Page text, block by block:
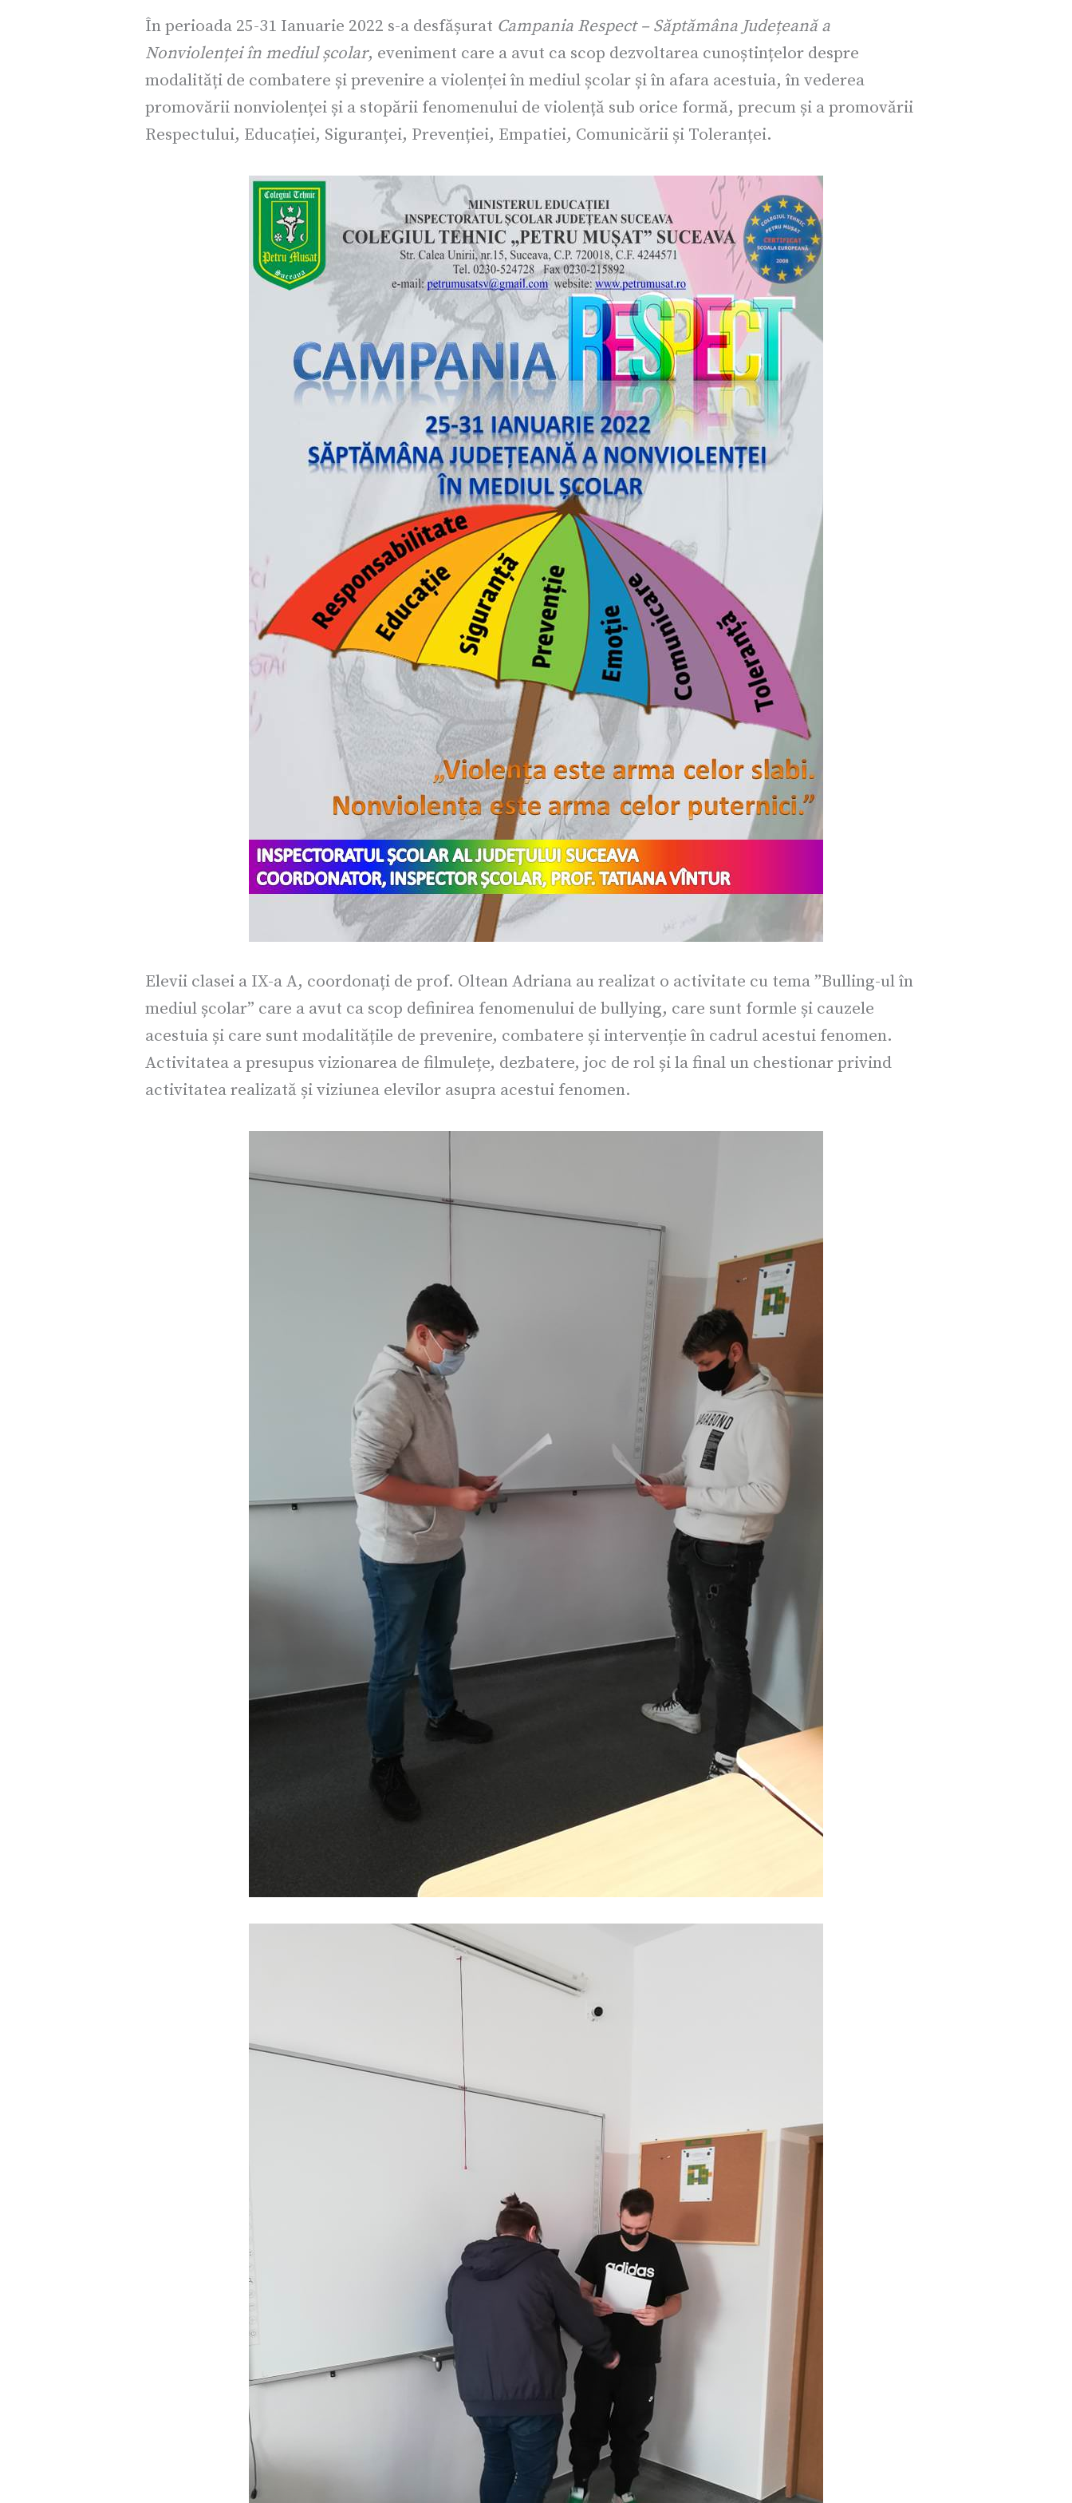
În perioada 25-31 Ianuarie 2022 s-a desfășurat Campania Respect – Săptămâna Județeană a
Nonviolenței în mediul școlar, eveniment care a avut ca scop dezvoltarea cunoștințelor despre
modalități de combatere și prevenire a violenței în mediul școlar și în afara acestuia, în vederea
promovării nonviolenței și a stopării fenomenului de violență sub orice formă, precum și a promovării
Respectului, Educației, Siguranței, Prevenției, Empatiei, Comunicării și Toleranței.
Elevii clasei a IX-a A, coordonați de prof. Oltean Adriana au realizat o activitate cu tema ”Bulling-ul în
mediul școlar” care a avut ca scop definirea fenomenului de bullying, care sunt formle și cauzele
acestuia și care sunt modalitățile de prevenire, combatere și intervenție în cadrul acestui fenomen.
Activitatea a presupus vizionarea de filmulețe, dezbatere, joc de rol și la final un chestionar privind
activitatea realizată și viziunea elevilor asupra acestui fenomen.